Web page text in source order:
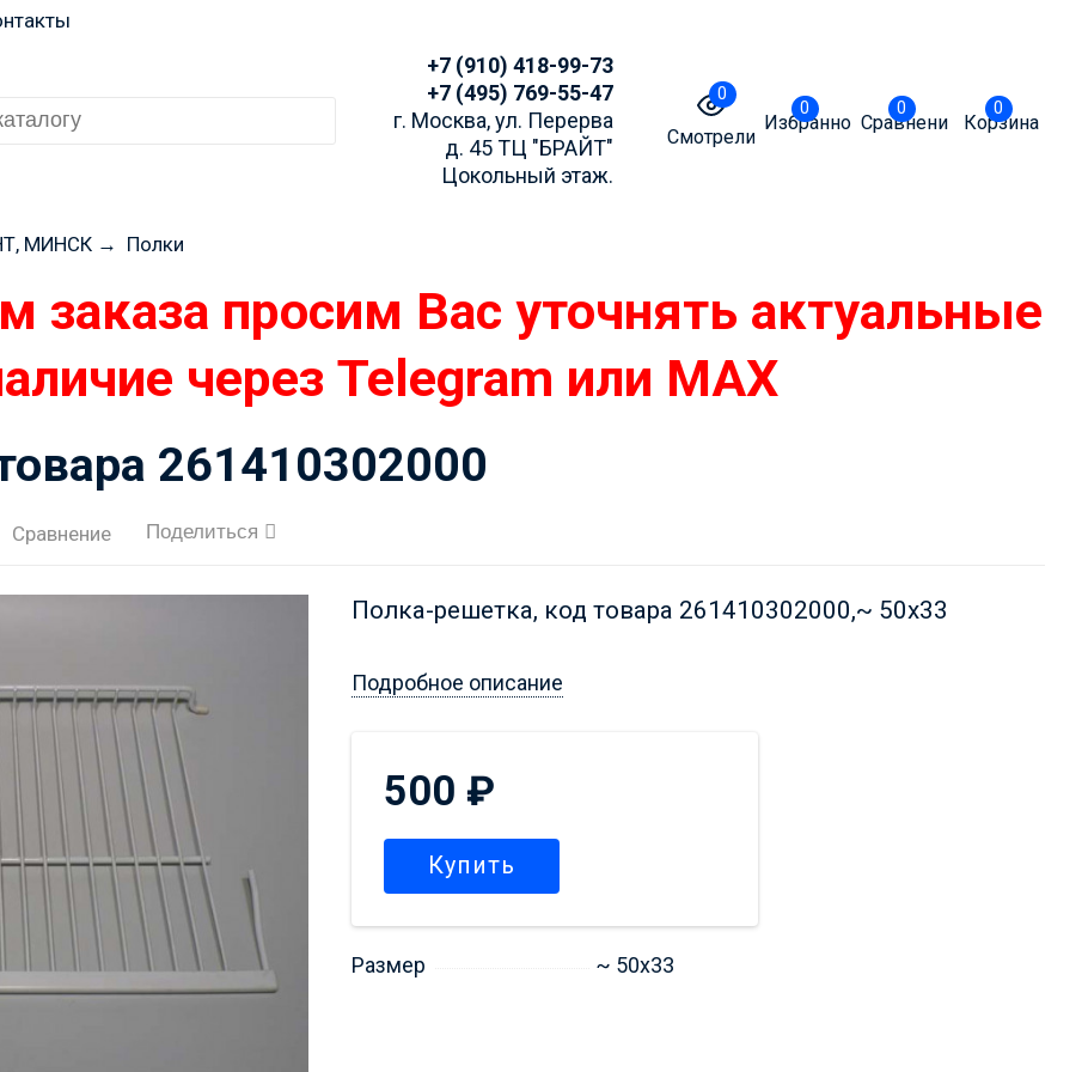
+7 (910) 418-99-73
+7 (495) 769-55-47
г. Москва, ул. Перерва
д. 45 ТЦ "БРАЙТ"
Цокольный этаж.
0
Смотрели
0
Избранное
0
Сравнение
0
Корзина
МИНСК → Полки
заказа просим Вас уточнять актуальные
через Telegram или MAX
261410302000
Сравнение Поделиться
Полка-решетка, код товара 261410302000,~ 50x33
Подробное описание
500₽
Купить
Размер ~ 50x33